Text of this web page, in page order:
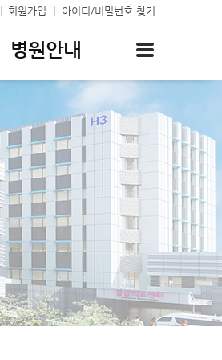
회원가입 아이디/비밀번호 찾기
병원안내